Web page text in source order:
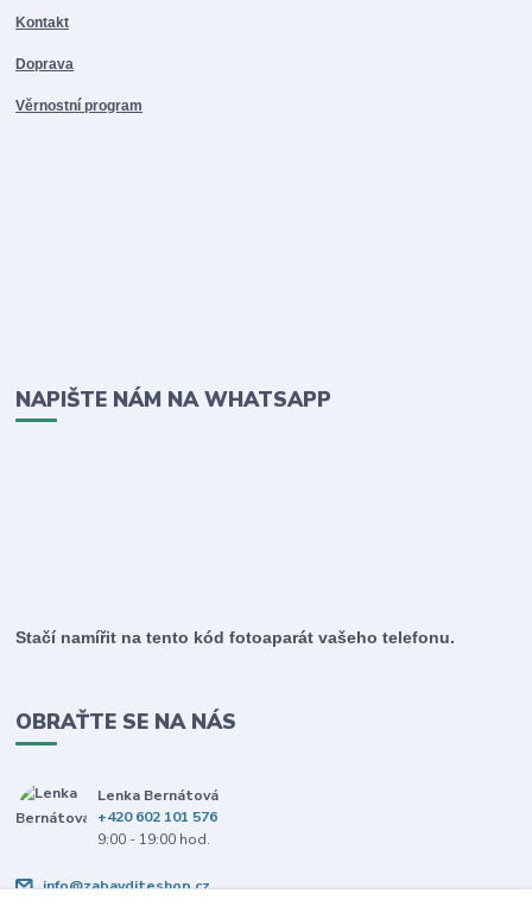
Kontakt
Doprava
Věrnostní program
NAPIŠTE NÁM NA WHATSAPP
Stačí namířit na tento kód fotoaparát vašeho telefonu.
OBRAŤTE SE NA NÁS
Lenka Bernátová
+420 602 101 576
9:00 - 19:00 hod.
info@zabavditeshop.cz